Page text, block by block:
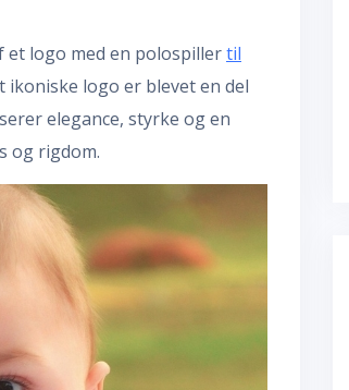
et logo med en polospillertil
ikoniske logo er blevet en del
elegance, styrke og en
og rigdom.